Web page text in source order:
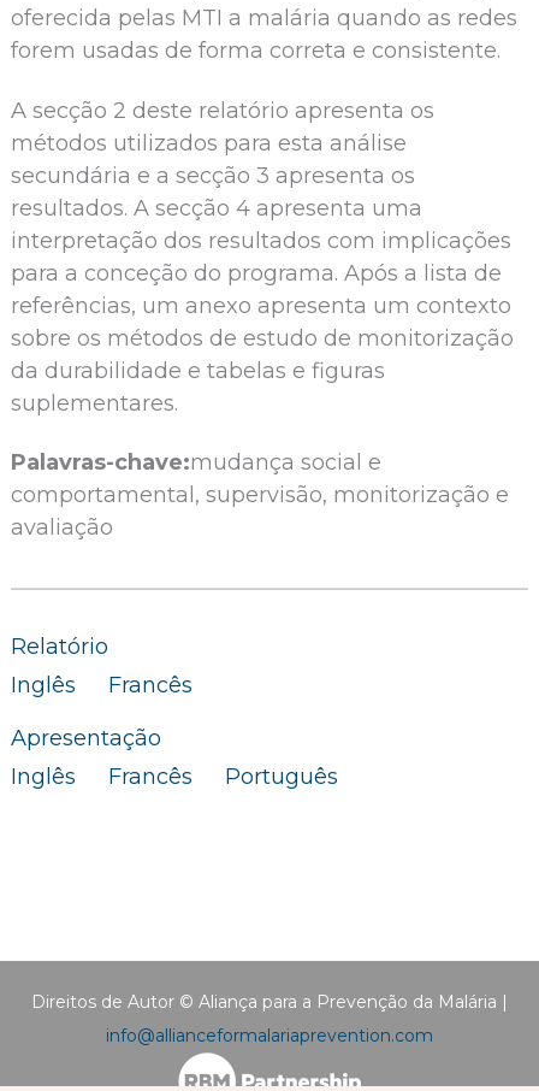
oferecida pelas MTI a malária quando as redes
forem usadas de forma correta e consistente.
A secção 2 deste relatório apresenta os
métodos utilizados para esta análise
secundária e a secção 3 apresenta os
resultados. A secção 4 apresenta uma
interpretação dos resultados com implicações
para a conceção do programa. Após a lista de
referências, um anexo apresenta um contexto
sobre os métodos de estudo de monitorização
da durabilidade e tabelas e figuras
suplementares.
Palavras-chave:mudança social e
comportamental, supervisão, monitorização e
avaliação
Relatório
Inglês
Francês
Apresentação
Inglês
Francês Português
Direitos de Autor © Aliança para a Prevenção da Malária |
info@allianceformalariaprevention.com